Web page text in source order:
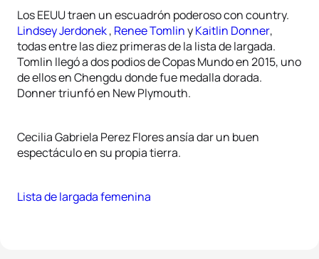
Los EEUU traen un escuadrón poderoso con country.
Lindsey Jerdonek, Renee TomlinyKaitlin Donner,
todas entre las diez primeras de la lista de largada.
Tomlin llegó a dos podios de Copas Mundo en 2015, uno
de ellos en Chengdu donde fue medalla dorada.
Donner triunfó en New Plymouth.
Cecilia Gabriela Perez Flores ansía dar un buen
espectáculo en su propia tierra.
Lista de largada femenina